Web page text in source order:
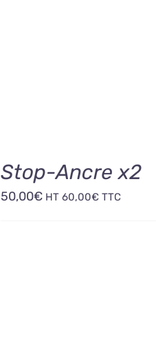
Stop-Ancre x2
50,00€ HT 60,00€ TTC